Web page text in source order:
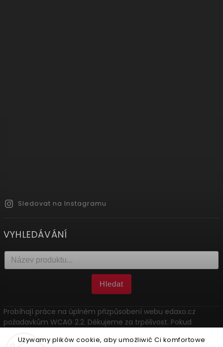
Używamy plików cookie, aby umożliwić Ci komfortowe
Sledovat na Instagramu
VYHLEDÁVÁNÍ
Hledat
Probíhají práce na úplném přizpůsobení webu edaxo.cz
požadavkům WCAG 2.2. Děkujeme za trpělivost. Pokud